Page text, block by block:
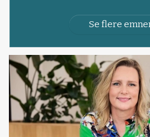
Se flere